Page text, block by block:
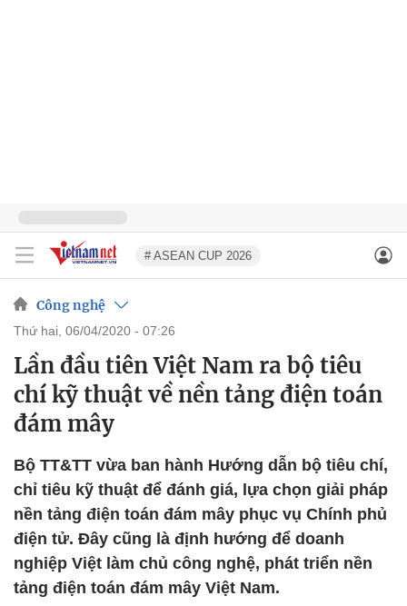
# ASEAN CUP 2026
Công nghệ
thứ hai, 06/04/2020 - 07:26
Lần đầu tiên Việt Nam ra bộ tiêu
chí kỹ thuật về nền tảng điện toán
đám mây
Bộ TT&TT vừa ban hành Hướng dẫn bộ tiêu chí,
chỉ tiêu kỹ thuật để đánh giá, lựa chọn giải pháp
nền tảng điện toán đám mây phục vụ Chính phủ
điện tử. Đây cũng là định hướng để doanh
nghiệp Việt làm chủ công nghệ, phát triển nền
tảng điện toán đám mây Việt Nam.